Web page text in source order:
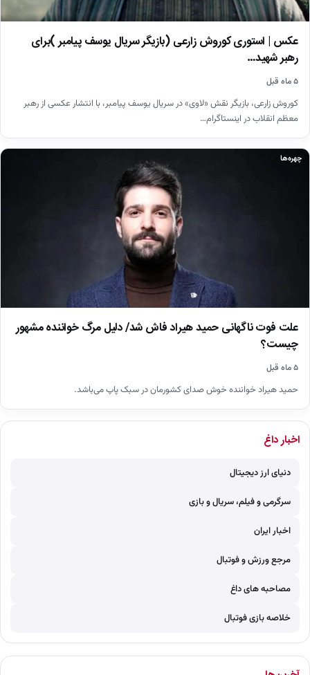
عکس | استوری کوروش زارعی (بازیگر سریال یوسف پیامبر )برای
رهبر شهید…
۵ ماه قبل
کوروش زارعی، بازیگر نقش «لاوی» در سریال یوسف پیامبر، با انتشار عکسی از رهبر
معظم انقلاب در اینستاگرام…
چهره‌ها
علت فوت ناگهانی حمید هیراد فاش شد/ دلیل مرگ خواننده مشهور
چیست؟
۵ ماه قبل
حمید هیراد خواننده خوش صدای کشورمان در سبک پاپ می‌باشد.
اخبار داغ
دنیای ارز دیجیتال
سرگرمی و فیلم، سریال و بازی
اخبار ایران
مرجع ورزش و فوتبال
مصاحبه های داغ
خلاصه بازی فوتبال